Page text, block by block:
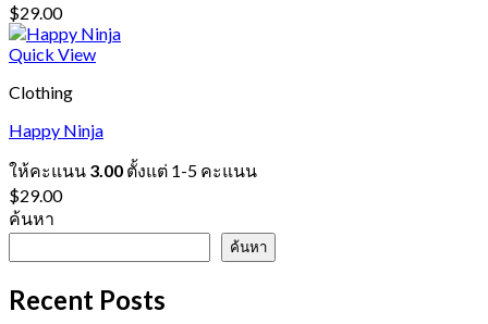
$29.00
Quick View
Clothing
Happy Ninja
ให้คะแนน 3.00 ตั้งแต่ 1-5 คะแนน
$29.00
ค้นหา
ค้นหา
Recent Posts